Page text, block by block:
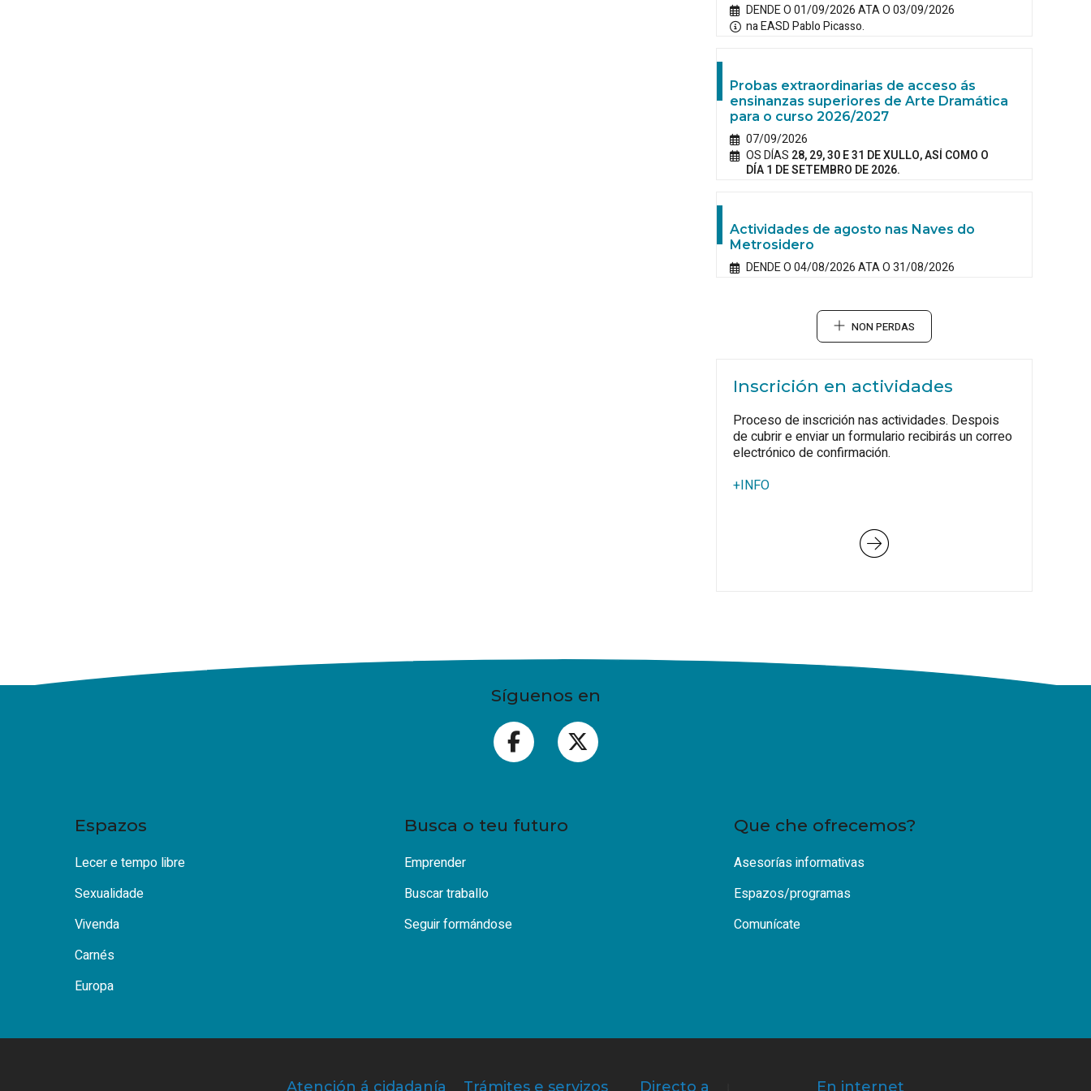
DENDE O 01/09/2026 ATA O 03/09/2026
na EASD Pablo Picasso.
Probas extraordinarias de acceso ás
ensinanzas superiores de Arte Dramática
para o curso 2026/2027
07/09/2026
OS DÍAS 28, 29, 30 E 31 DE XULLO, ASÍ COMO O
DÍA 1 DE SETEMBRO DE 2026.
Actividades de agosto nas Naves do
Metrosidero
DENDE O 04/08/2026 ATA O 31/08/2026
NON PERDAS
Inscrición en actividades
Proceso de inscrición nas actividades. Despois
de cubrir e enviar un formulario recibirás un correo
electrónico de confirmación.
+INFO
Síguenos en
Espazos
Lecer e tempo libre
Sexualidade
Vivenda
Carnés
Europa
Busca o teu futuro
Emprender
Buscar traballo
Seguir formándose
Que che ofrecemos?
Asesorías informativas
Espazos/programas
Comunícate
Atención á cidadanía Trámites e servizos Directo a En internet